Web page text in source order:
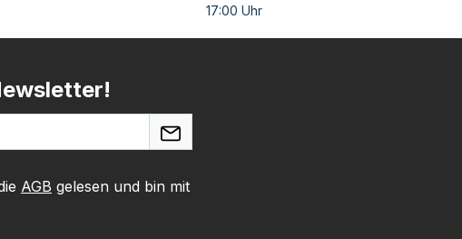
17:00 Uhr
AGB gelesen und bin mit